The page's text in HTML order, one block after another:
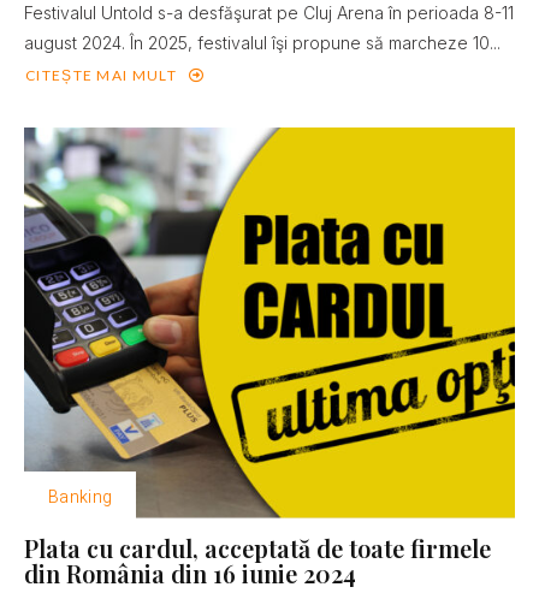
Festivalul Untold s-a desfăşurat pe Cluj Arena în perioada 8-11
august 2024. În 2025, festivalul îşi propune să marcheze 10...
CITEȘTE MAI MULT
Banking
Plata cu cardul, acceptată de toate firmele
din România din 16 iunie 2024